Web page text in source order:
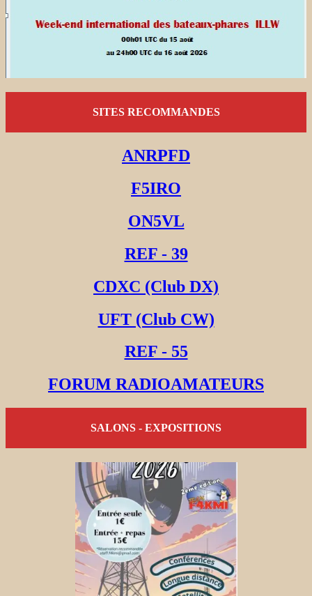
SITES RECOMMANDES
ANRPFD
F5IRO
ON5VL
REF - 39
CDXC (Club DX)
UFT (Club CW)
REF - 55
FORUM RADIOAMATEURS
SALONS - EXPOSITIONS